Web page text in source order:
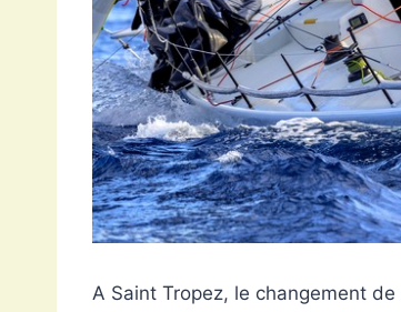
A Saint Tropez, le changement